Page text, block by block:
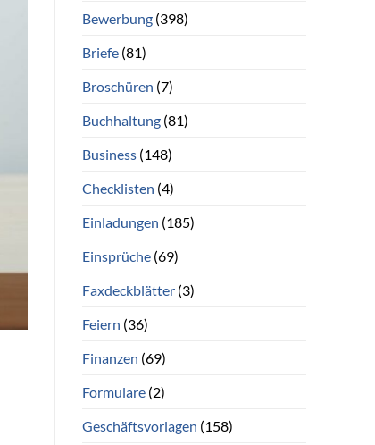
Bewerbung(398)
Briefe(81)
Broschüren (7)
Buchhaltung(81)
Business(148)
Checklisten (4)
Einladungen (185)
Einsprüche(69)
Faxdeckblätter(3)
Feiern (36)
Finanzen (69)
Formulare(2)
Geschäftsvorlagen (158)